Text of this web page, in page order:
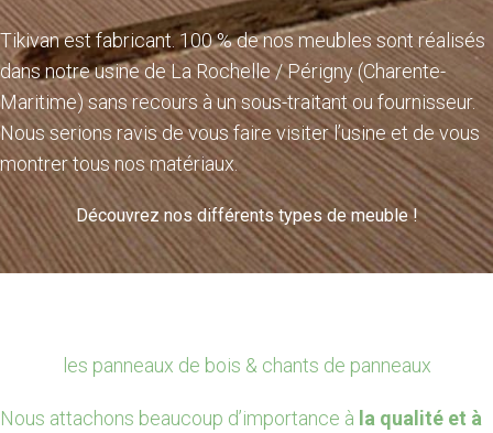
Tikivan est fabricant. 100 % de nos meubles sont réalisés
dans notre usine de La Rochelle / Périgny (Charente-
Maritime) sans recours à un sous-traitant ou fournisseur.
Nous serions ravis de vous faire visiter l’usine et de vous
montrer tous nos matériaux.
Découvrez nos différents types de meuble !
les panneaux de bois & chants de panneaux
Nous attachons beaucoup d’importance à la qualité et à